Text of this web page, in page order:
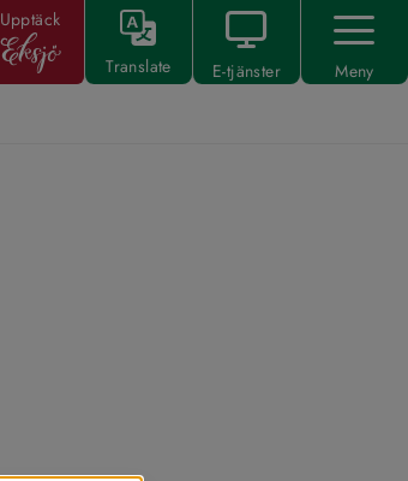
Upptäck
Meny
Translate E-tjänster